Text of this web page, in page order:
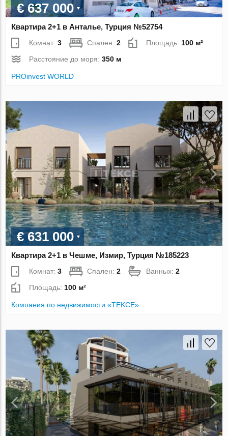
€ 637 000
Квартира 2+1 в Анталье, Турция №52754
Комнат:3 Спален:2 Площадь:100 м²
Расстояние до моря:350 м
PROinvest WORLD
€ 631 000
Квартира 2+1 в Чешме, Измир, Турция №185223
Комнат:3 Спален:2 Ванных:2
Площадь: 100 м²
Компания по недвижимости «TEKCE»